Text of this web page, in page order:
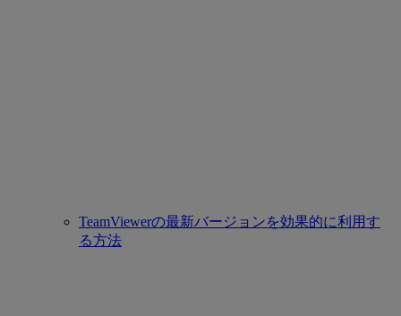
TeamViewerの最新バージョンを効果的に利用す
る方法